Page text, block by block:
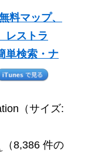
マップ、
レストラ
単検索・ナ
（サイズ:
（8,386 件の